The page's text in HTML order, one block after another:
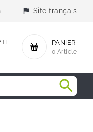
flag Site français
PANIER
0 Article